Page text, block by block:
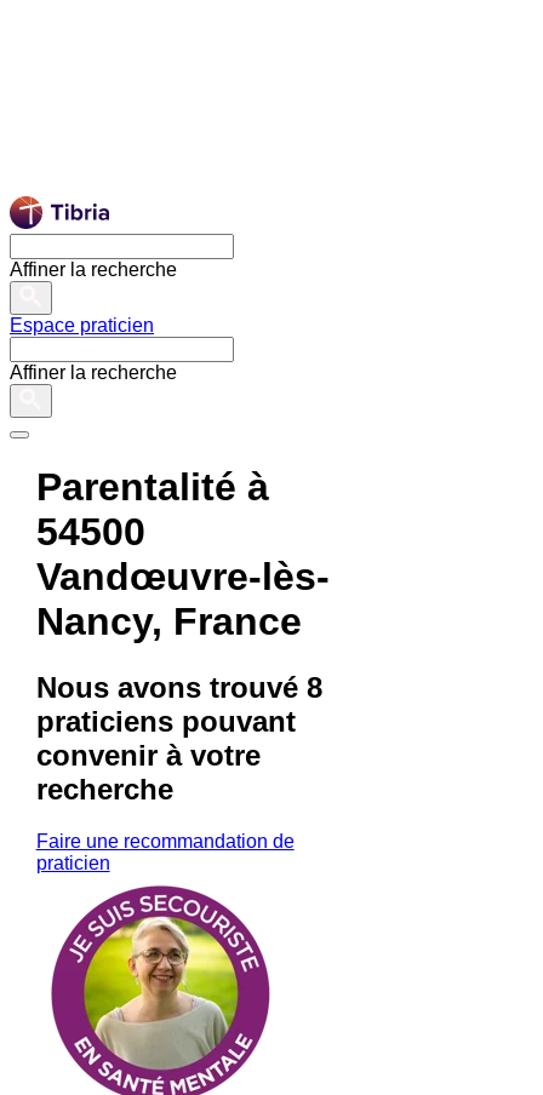
Affiner la recherche
Espace praticien
Affiner la recherche
Parentalité à
54500
Vandœuvre-lès-
Nancy, France
Nous avons trouvé 8
praticienspouvant
convenir à votre
recherche
Faire une recommandation de
praticien